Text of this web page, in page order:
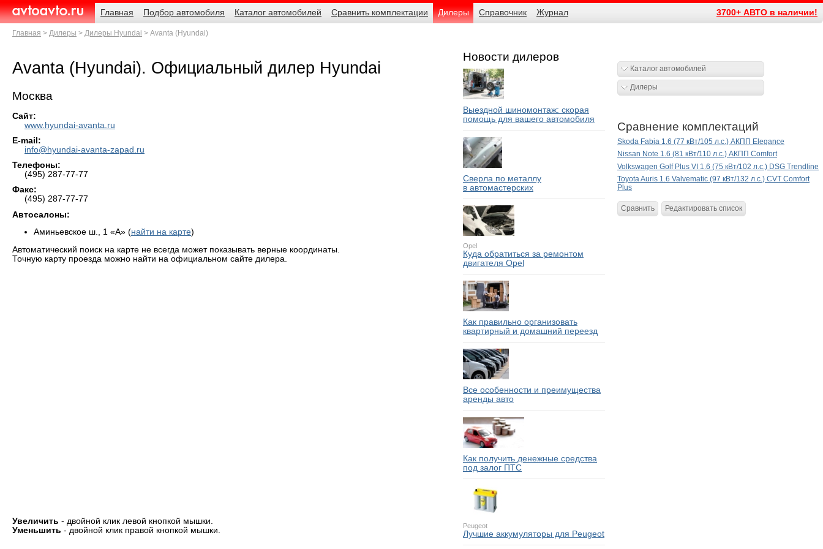
AvtoAvto.ru
Навигация
Главная
Подбор автомобиля Каталог автомобилей Сравнить комплектации Дилеры Справочник Журнал 3700+ АВТО в наличии!
Родительские
страницы
Главная Дилеры Дилеры Hyundai Avanta (Hyundai)
Avanta (Hyundai). Официальный дилер Hyundai
Москва
Сайт:
www.hyundai-avanta.ru
E-mail:
info@hyundai-avanta-zapad.ru
Телефоны:
(495) 287-77-77
Факс:
(495) 287-77-77
Автосалоны:
Аминьевское ш., 1 «А» (найти на карте)
Автоматический поиск на карте не всегда может показывать верные координаты.
Точную карту проезда можно найти на официальном сайте дилера.
Увеличить - двойной клик левой кнопкой мышки.
Уменьшить - двойной клик правой кнопкой мышки.
Новости дилеров
Выездной шиномонтаж: скорая
помощь для вашего автомобиля
Сверла по металлу
в автомастерских
Opel
Куда обратиться за ремонтом
двигателя Opel
Как правильно организовать
квартирный и домашний переезд
Все особенности и преимущества
аренды авто
Как получить денежные средства
под залог ПТС
Peugeot
Лучшие аккумуляторы для Peugeot
Каталог автомобилей
Дилеры
Сравнение комплектаций
Skoda Fabia 1.6 (77 кВт/105 л.с.) АКПП Elegance
Nissan Note 1.6 (81 кВт/110 л.с.) АКПП Comfort
Volkswagen Golf Plus VI 1.6 (75 кВт/102 л.с.) DSG Trendline
Toyota Auris 1.6 Valvematic (97 кВт/132 л.с.) CVT Comfort
Plus
Сравнить Редактировать список